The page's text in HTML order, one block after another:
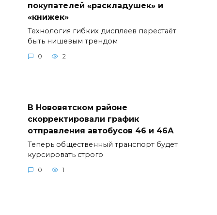
покупателей «раскладушек» и
«книжек»
Технология гибких дисплеев перестаёт
быть нишевым трендом
0 2
В Нововятском районе
скорректировали график
отправления автобусов 46 и 46А
Теперь общественный транспорт будет
курсировать строго
0 1